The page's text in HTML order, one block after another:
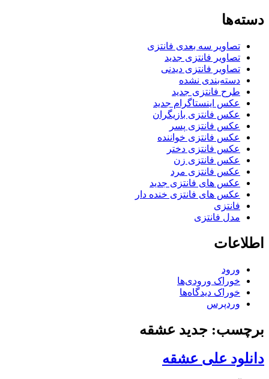
دسته‌ها
تصاویر سه بعدی فانتزی
تصاویر فانتزی جدید
تصاویر فانتزی دیدنی
دسته‌بندی نشده
طرح فانتزی جدید
عکس اینستاگرام جدید
عکس فانتزی بازیگران
عکس فانتزی پسر
عکس فانتزی خواننده
عکس فانتزی دختر
عکس فانتزی زن
عکس فانتزی مرد
عکس های فانتزی جدید
عکس های فانتزی خنده دار
فانتزی
مدل فانتزی
اطلاعات
ورود
خوراک ورودی‌ها
خوراک دیدگاه‌ها
وردپرس
برچسب: جدید عشقه
دانلود علی عشقه